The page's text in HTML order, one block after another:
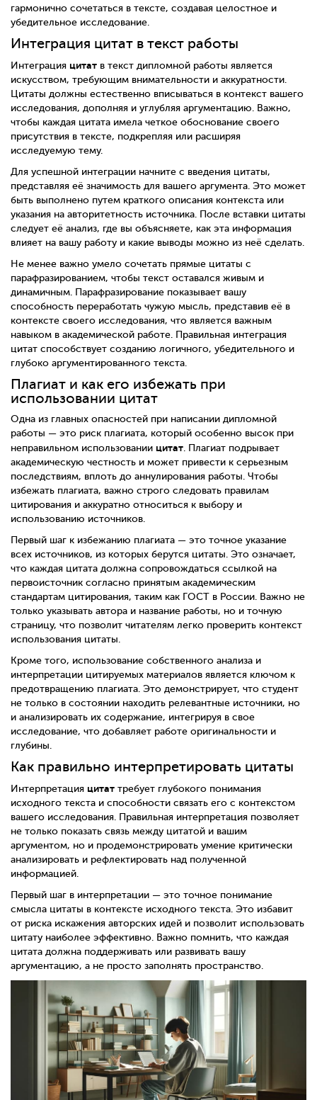
гармонично сочетаться в тексте, создавая целостное и
убедительное исследование.
Интеграция цитат в текст работы
Интеграция цитат в текст дипломной работы является
искусством, требующим внимательности и аккуратности.
Цитаты должны естественно вписываться в контекст вашего
исследования, дополняя и углубляя аргументацию. Важно,
чтобы каждая цитата имела четкое обоснование своего
присутствия в тексте, подкрепляя или расширяя
исследуемую тему.
Для успешной интеграции начните с введения цитаты,
представляя её значимость для вашего аргумента. Это может
быть выполнено путем краткого описания контекста или
указания на авторитетность источника. После вставки цитаты
следует её анализ, где вы объясняете, как эта информация
влияет на вашу работу и какие выводы можно из неё сделать.
Не менее важно умело сочетать прямые цитаты с
парафразированием, чтобы текст оставался живым и
динамичным. Парафразирование показывает вашу
способность переработать чужую мысль, представив её в
контексте своего исследования, что является важным
навыком в академической работе. Правильная интеграция
цитат способствует созданию логичного, убедительного и
глубоко аргументированного текста.
Плагиат и как его избежать при
использовании цитат
Одна из главных опасностей при написании дипломной
работы — это риск плагиата, который особенно высок при
неправильном использовании цитат. Плагиат подрывает
академическую честность и может привести к серьезным
последствиям, вплоть до аннулирования работы. Чтобы
избежать плагиата, важно строго следовать правилам
цитирования и аккуратно относиться к выбору и
использованию источников.
Первый шаг к избежанию плагиата — это точное указание
всех источников, из которых берутся цитаты. Это означает,
что каждая цитата должна сопровождаться ссылкой на
первоисточник согласно принятым академическим
стандартам цитирования, таким как ГОСТ в России. Важно не
только указывать автора и название работы, но и точную
страницу, что позволит читателям легко проверить контекст
использования цитаты.
Кроме того, использование собственного анализа и
интерпретации цитируемых материалов является ключом к
предотвращению плагиата. Это демонстрирует, что студент
не только в состоянии находить релевантные источники, но
и анализировать их содержание, интегрируя в свое
исследование, что добавляет работе оригинальности и
глубины.
Как правильно интерпретировать цитаты
Интерпретация цитат требует глубокого понимания
исходного текста и способности связать его с контекстом
вашего исследования. Правильная интерпретация позволяет
не только показать связь между цитатой и вашим
аргументом, но и продемонстрировать умение критически
анализировать и рефлектировать над полученной
информацией.
Первый шаг в интерпретации — это точное понимание
смысла цитаты в контексте исходного текста. Это избавит
от риска искажения авторских идей и позволит использовать
цитату наиболее эффективно. Важно помнить, что каждая
цитата должна поддерживать или развивать вашу
аргументацию, а не просто заполнять пространство.